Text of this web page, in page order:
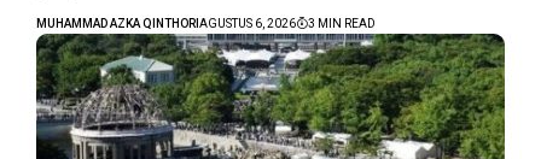
MUHAMMAD AZKA QINTHORI AGUSTUS 6, 2026 3 MIN READ